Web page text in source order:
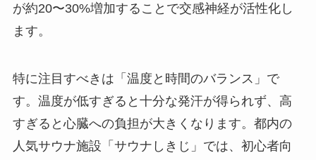
が約20〜30%増加することで交感神経が活性化し
ます。
特に注目すべきは「温度と時間のバランス」で
す。温度が低すぎると十分な発汗が得られず、高
すぎると心臓への負担が大きくなります。都内の
人気サウナ施設「サウナしきじ」では、初心者向